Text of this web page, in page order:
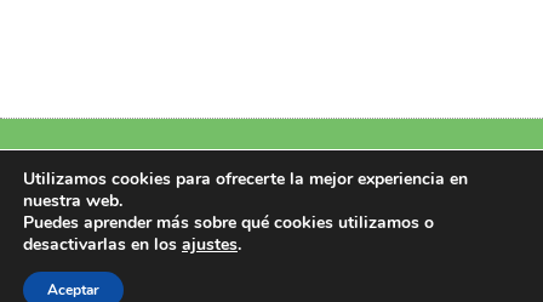
Política de Privacidad |Política de Cookies |Aviso Legal|Más información
Copyright 2026 © Design by Perfectoweb.Net
Utilizamos cookies para ofrecerte la mejor experiencia en
nuestra web.
Puedes aprender más sobre qué cookies utilizamos o
desactivarlas en los ajustes.
Aceptar